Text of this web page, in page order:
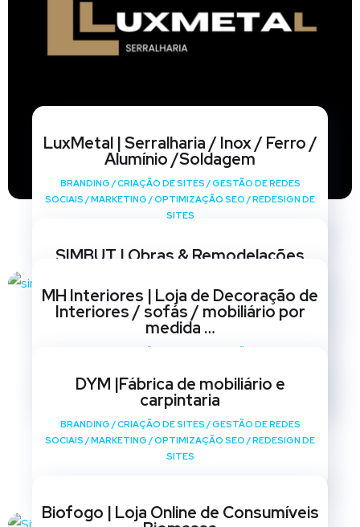
LuxMetal | Serralharia / Inox / Ferro /
Alumínio /Soldagem
BRANDING /CRIAÇÃO DE SITES /GESTÃO DE REDES
SOCIAIS /MARKETING /OPTIMIZAÇÃO SEO /REDESIGN DE
SITES
SIMBUT | Obras & Remodelações
SOCIAIS /MARKETING OPTIMIZAÇÃO SEO/ REDESIGN DE
SITES
MH Interiores | Loja de Decoração de
Interiores / sofás / mobiliário por
medida …
SITES
DYM |Fábrica de mobiliário e
carpintaria
BRANDING /CRIAÇÃO DE SITES /GESTÃO DE REDES
SOCIAIS /MARKETING /OPTIMIZAÇÃO SEO /REDESIGN DE
SITES
Biofogo | Loja Online de Consumíveis